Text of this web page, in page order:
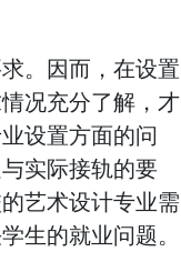
。因而，在设置
况充分了解，才
设置方面的问
实际接轨的要
艺术设计专业需
生的就业问题。